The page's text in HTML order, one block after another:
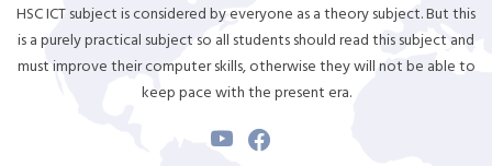
HSC ICT subject is considered by everyone as a theory subject. But this
is a purely practical subject so all students should read this subject and
must improve their computer skills, otherwise they will not be able to
keep pace with the present era.